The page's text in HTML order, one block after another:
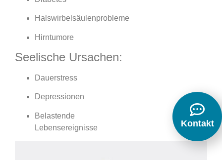
Halswirbelsäulenprobleme
Hirntumore
Seelische Ursachen:
Dauerstress
Depressionen
Belastende
Lebensereignisse
Kontakt